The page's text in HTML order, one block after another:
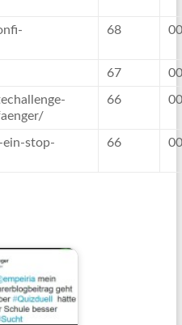
68
67
66
stop-
66